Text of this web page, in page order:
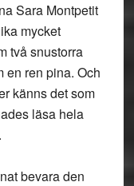
Sara Montpetit
mycket
två snustorra
en ren pina. Och
känns det som
läsa hela
bevara den